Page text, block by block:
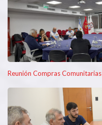
Reunión Compras Comunitarias